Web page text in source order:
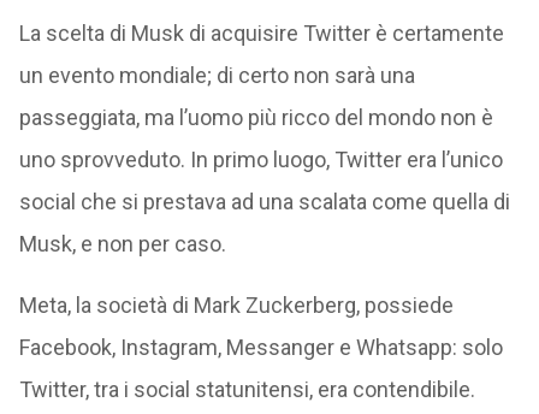
La scelta di Musk di acquisire Twitter è certamente
un evento mondiale; di certo non sarà una
passeggiata, ma l’uomo più ricco del mondo non è
uno sprovveduto. In primo luogo, Twitter era l’unico
social che si prestava ad una scalata come quella di
Musk, e non per caso.
Meta, la società di Mark Zuckerberg, possiede
Facebook, Instagram, Messanger e Whatsapp: solo
Twitter, tra i social statunitensi, era contendibile.